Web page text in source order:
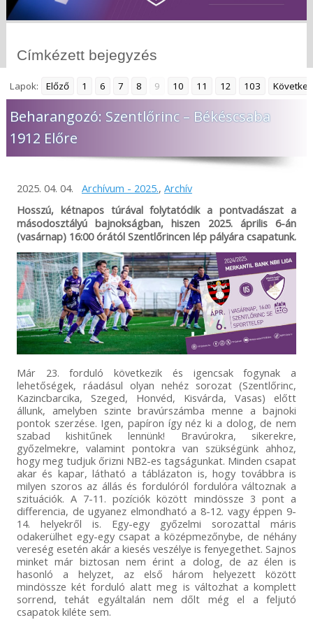
Címkézett bejegyzés
Lapok: Előző 1 6 7 8 9 10 11 12 103
Beharangozó: Szentlőrinc – Békéscsaba
1912 Előre
2025. 04. 04. Archívum - 2025., Archív
Hosszú, kétnapos túrával folytatódik a pontvadászat a
másodosztályú bajnokságban, hiszen 2025. április 6-án
(vasárnap) 16:00 órától Szentlőrincen lép pályára csapatunk.
Már 23. forduló következik és igencsak fogynak a
lehetőségek, ráadásul olyan nehéz sorozat (Szentlőrinc,
Kazincbarcika, Szeged, Honvéd, Kisvárda, Vasas) előtt
állunk, amelyben szinte bravúrszámba menne a bajnoki
pontok szerzése. Igen, papíron így néz ki a dolog, de nem
szabad kishitűnek lennünk! Bravúrokra, sikerekre,
győzelmekre, valamint pontokra van szükségünk ahhoz,
hogy meg tudjuk őrizni NB2-es tagságunkat. Minden csapat
akar és kapar, látható a táblázaton is, hogy továbbra is
milyen szoros az állás és fordulóról fordulóra változnak a
szituációk. A 7-11. pozíciók között mindössze 3 pont a
differencia, de ugyanez elmondható a 8-12. vagy éppen 9-
14. helyekről is. Egy-egy győzelmi sorozattal máris
odakerülhet egy-egy csapat a középmezőnybe, de néhány
vereség esetén akár a kiesés veszélye is fenyegethet. Sajnos
minket már biztosan nem érint a dolog, de az élen is
hasonló a helyzet, az első három helyezett között
mindössze két forduló alatt meg is változhat a komplett
sorrend, tehát egyáltalán nem dőlt még el a feljutó
csapatok kiléte sem.